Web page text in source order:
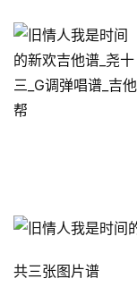
共三张图片谱